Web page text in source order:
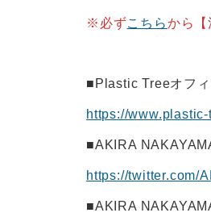
※必ずこちらから【
■Plastic Treeオフィ
https://
■AKIRA
https://twitter.com/
■AKIRA